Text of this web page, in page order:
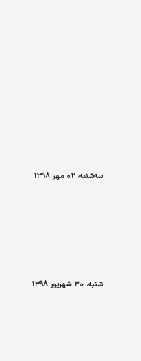
سه‌شنبه، ۰۲ مهر ۱۳۹۸
شنبه، ۳۰ شهریور ۱۳۹۸